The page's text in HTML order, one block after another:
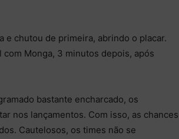
e chutou de primeira, abrindo o placar.
Monga, 3 minutos depois, após
bastante encharcado, os
nos lançamentos. Com isso, as chances
Cautelosos, os times não se